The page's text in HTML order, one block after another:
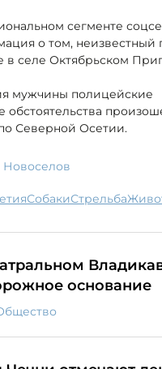
сегменте
о том, неизвестный
в селе Октябрьском
мужчины полицейские
обстоятельства
Северной Осетии.
Новоселов
собаки стрельба
основание